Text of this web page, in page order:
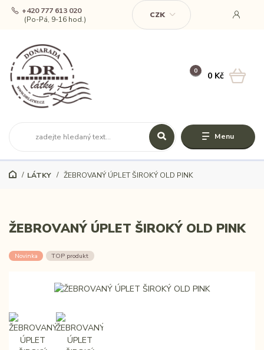
Menu
CZK
+420 777 613 020
(Po-Pá, 9-16 hod.)
0 0 Kč
LÁTKY ŽEBROVANÝ ÚPLET ŠIROKÝ OLD PINK
ŽEBROVANÝ ÚPLET ŠIROKÝ OLD PINK
Novinka TOP produkt